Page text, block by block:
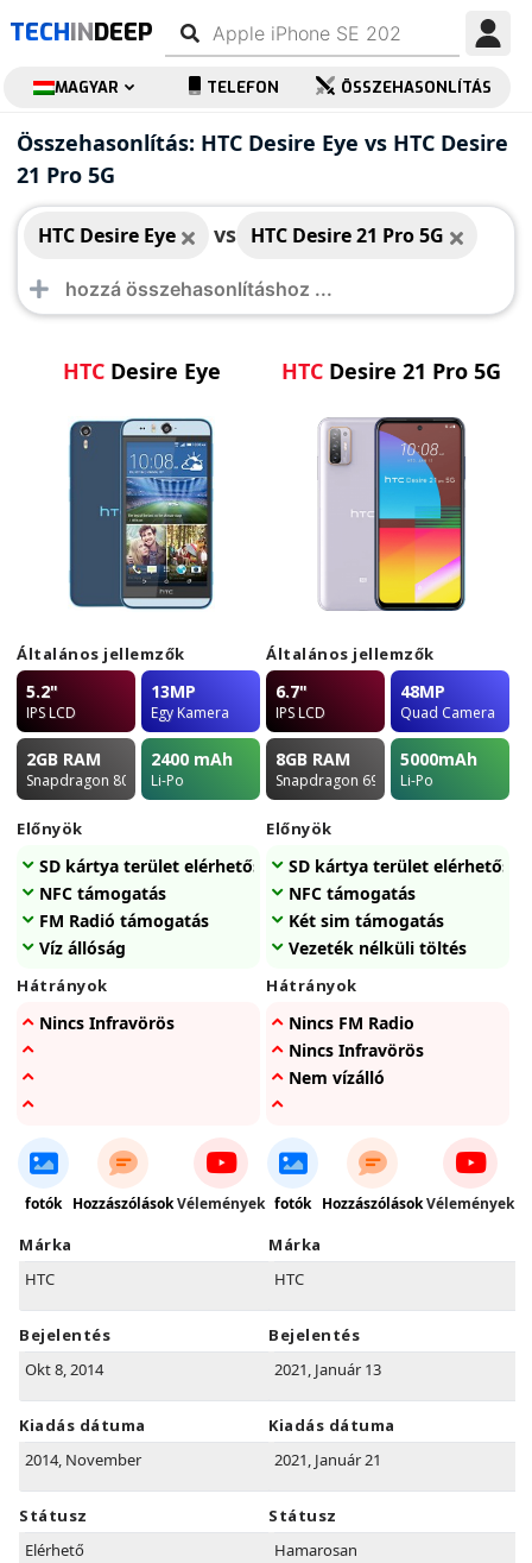
TECHINDEEP
MAGYAR TELEFON ÖSSZEHASONLÍTÁS
Összehasonlítás: HTC Desire Eye vs HTC Desire
21 Pro 5G
HTC Desire Eye vs HTC Desire 21 Pro 5G
HTC Desire Eye
HTC Desire Eye
Általános jellemzők
5.2"
IPS LCD
13MP
Egy Kamera
2GB RAM
Snapdragon 801
2400 mAh
Li-Po
Előnyök
SD kártya terület elérhetőség
NFC támogatás
FM Radió támogatás
Víz állóság
Hátrányok
Nincs Infravörös
fotók HozzászólásokVélemények
Márka
HTC
Bejelentés
Okt 8, 2014
Kiadás dátuma
2014, November
Státusz
Elérhető
HTC Desire 21 Pro 5G
HTC Desire 21 Pro 5G
Általános jellemzők
6.7"
IPS LCD
48MP
Quad Camera
8GB RAM
Snapdragon 690 5G
5000mAh
Li-Po
Előnyök
SD kártya terület elérhetőség
NFC támogatás
Két sim támogatás
Vezeték nélküli töltés
Hátrányok
Nincs FM Radio
Nincs Infravörös
Nem vízálló
fotók HozzászólásokVélemények
Márka
HTC
Bejelentés
2021, Január 13
Kiadás dátuma
2021, Január 21
Státusz
Hamarosan